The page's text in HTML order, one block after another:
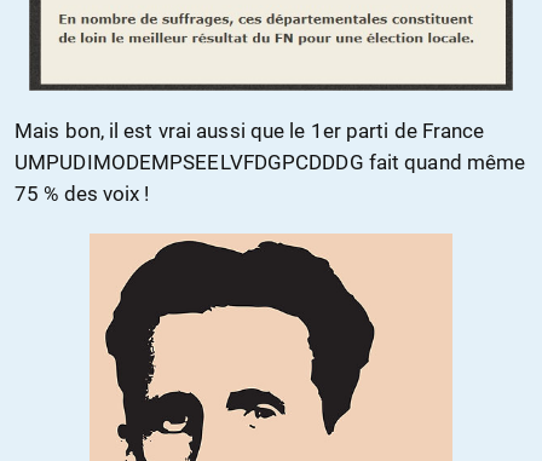
Mais bon, il est vrai aussi que le 1er parti de France
UMPUDIMODEMPSEELVFDGPCDDDG fait quand même
75 % des voix !